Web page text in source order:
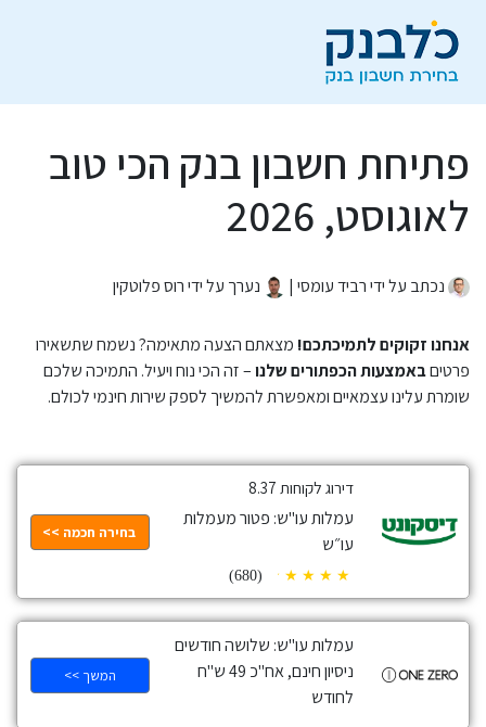
פתיחת חשבון בנק הכי טוב
לאוגוסט, 2026
נכתב על ידי רביד עומסי | נערך על ידי רוס פלוטקין
אנחנו זקוקים לתמיכתכם! מצאתם הצעה מתאימה? נשמח שתשאירו
פרטיםבאמצעות הכפתורים שלנו– זה הכי נוח ויעיל. התמיכה שלכם
שומרת עלינו עצמאיים ומאפשרת להמשיך לספק שירות חינמי לכולם.
דירוג לקוחות 8.37
עמלות עו"ש: פטור מעמלות
עו״ש
(680)
בחירה חכמה >>
עמלות עו"ש: שלושה חודשים
ניסיון חינם, אח"כ 49 ש"ח
לחודש
המשך >>